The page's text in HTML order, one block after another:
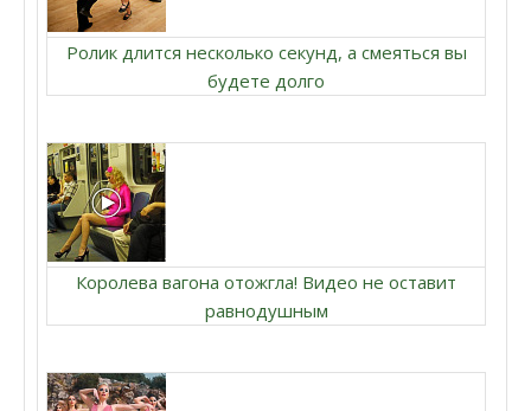
Ролик длится несколько секунд, а смеяться вы
будете долго
Королева вагона отожгла! Видео не оставит
равнодушным